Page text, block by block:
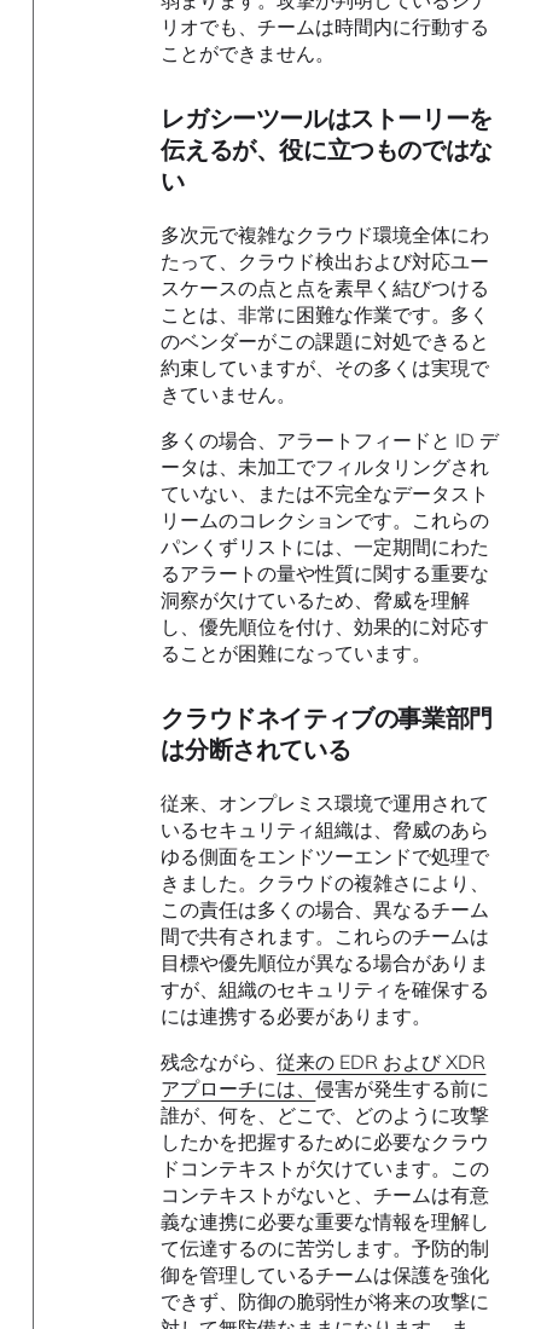
リオでも、チームは時間内に行動する
ことができません。
レガシーツールはストーリーを
伝えるが、役に立つものではな
い
多次元で複雑なクラウド環境全体にわ
たって、クラウド検出および対応ユー
スケースの点と点を素早く結びつける
ことは、非常に困難な作業です。多く
のベンダーがこの課題に対処できると
約束していますが、その多くは実現で
きていません。
多くの場合、アラートフィードと ID デ
ータは、未加工でフィルタリングされ
ていない、または不完全なデータスト
リームのコレクションです。これらの
パンくずリストには、一定期間にわた
るアラートの量や性質に関する重要な
洞察が欠けているため、脅威を理解
し、優先順位を付け、効果的に対応す
ることが困難になっています。
クラウドネイティブの事業部門
は分断されている
従来、オンプレミス環境で運用されて
いるセキュリティ組織は、脅威のあら
ゆる側面をエンドツーエンドで処理で
きました。クラウドの複雑さにより、
この責任は多くの場合、異なるチーム
間で共有されます。これらのチームは
目標や優先順位が異なる場合がありま
すが、組織のセキュリティを確保する
には連携する必要があります。
残念ながら、従来の EDR および XDR
アプローチには、侵害が発生する前に
誰が、何を、どこで、どのように攻撃
したかを把握するために必要なクラウ
ドコンテキストが欠けています。この
コンテキストがないと、チームは有意
義な連携に必要な重要な情報を理解し
て伝達するのに苦労します。予防的制
御を管理しているチームは保護を強化
できず、防御の脆弱性が将来の攻撃に